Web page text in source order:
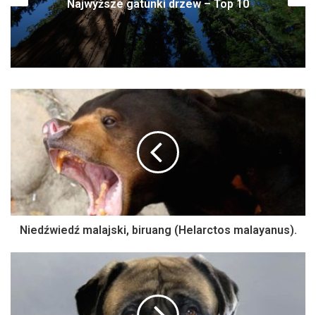
dinozaur
Niedźwiedź malajski, biruang (Helarctos malayanus).